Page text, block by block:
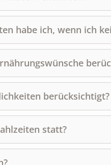
habe ich, wenn ich
berücksichtigt?
statt?